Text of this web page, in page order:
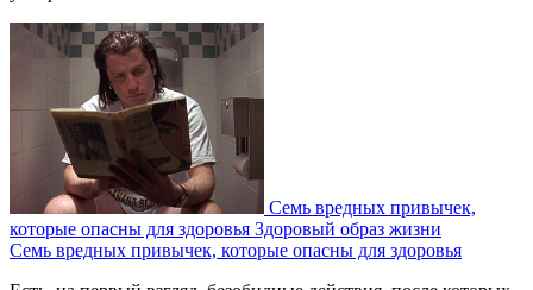
Семь вредных привычек,
которые опасны для здоровья Здоровый образ жизни
Семь вредных привычек, которые опасны для здоровья